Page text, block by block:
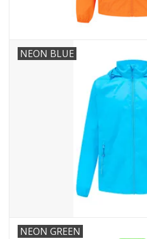
NEON BLUE
NEON GREEN